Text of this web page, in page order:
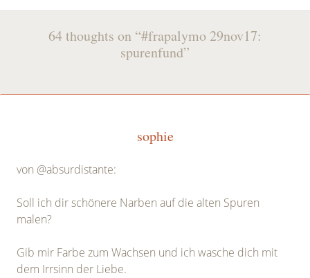
Post
navigation
64 thoughts on “#frapalymo 29nov17:
spurenfund”
sophie
von @absurdistante:
Soll ich dir schönere Narben auf die alten Spuren
malen?
Gib mir Farbe zum Wachsen und ich wasche dich mit
dem Irrsinn der Liebe.